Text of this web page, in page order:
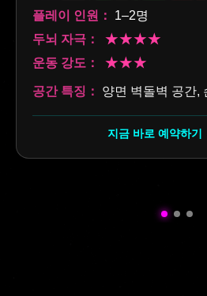
플레이 인원：
1–2명
두뇌 자극：
★★★★
운동 강도：
★★★
공간 특징： 양면 벽돌벽 공간,
지금 바로 예약하기